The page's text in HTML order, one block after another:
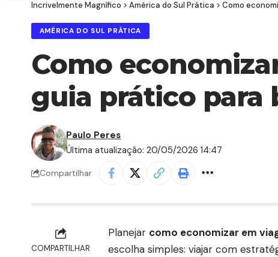
Incrivelmente Magnífico > América do Sul Prática > Como
AMÉRICA DO SUL PRÁTICA
Como
guia prático para
Última atualização: 20/05/2026 14:47
Paulo Peres
Compartilhar
COMPARTILHAR
Planejar como economizar em
escolha simples: viajar com